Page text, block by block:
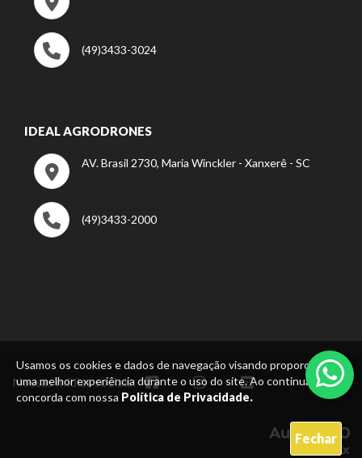
Usamos os cookies e dados de navegação visando proporcionar
uma melhor experiência durante o uso do site. Ao continuar, você
concorda com nossa Política de Privacidade.
Fechar
(49)3433-3024
IDEAL AGRODRONES
AV. Brasil 2730, Maria Winckler - Xanxerê - SC
(49)3433-2000
Nossas mídias sociais: